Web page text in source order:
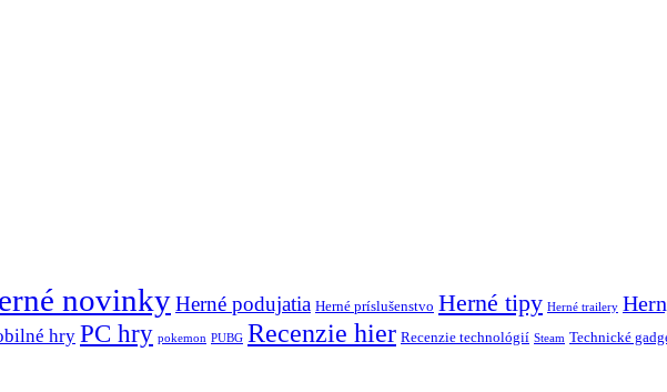
novinkyHerné podujatia Herné príslušenstvo Herné tipy Herné trailery
hry PC hry pokemon PUBG Recenzie hier Recenzie technológií Steam Technické